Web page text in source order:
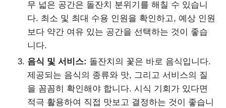
무 넓은 공간은 돌잔치 분위기를 해칠 수 있습니
다. 최소 및 최대 수용 인원을 확인하고, 예상 인원
보다 약간 여유 있는 공간을 선택하는 것이 좋습
니다.
음식 및 서비스: 돌잔치의 꽃은 바로 음식입니다.
제공되는 음식의 종류와 맛, 그리고 서비스의 질
을 꼼꼼히 확인해야 합니다. 시식 기회가 있다면
적극 활용하여 직접 맛보고 결정하는 것이 좋습니